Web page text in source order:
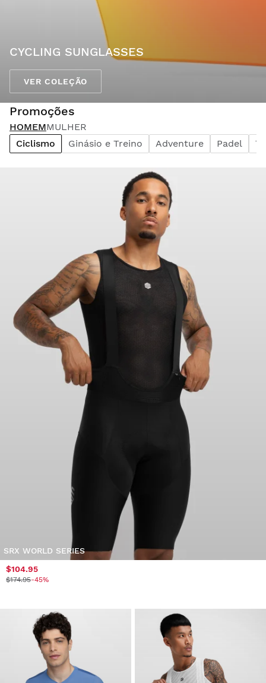
CYCLING SUNGLASSES
VER COLEÇÃO
Promoções
HOMEMMULHER
Ciclismo
Ginásio e Treino Adventure Padel
SRX WORLD SERIES
$104.95
$174.95-45%